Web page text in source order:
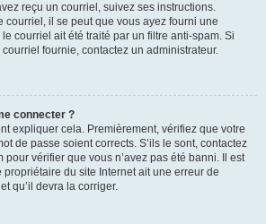
reçu un courriel, suivez ses instructions.
courriel, il se peut que vous ayez fourni une
courriel ait été traité par un filtre anti-spam. Si
fournie, contactez un administrateur.
connecter ?
expliquer cela. Premièrement, vérifiez que votre
de passe soient corrects. S’ils le sont, contactez
pour vérifier que vous n’avez pas été banni. Il est
du site Internet ait une erreur de
qu’il devra la corriger.